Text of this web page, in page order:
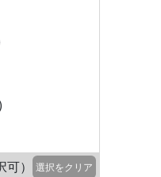
） 選択をクリア